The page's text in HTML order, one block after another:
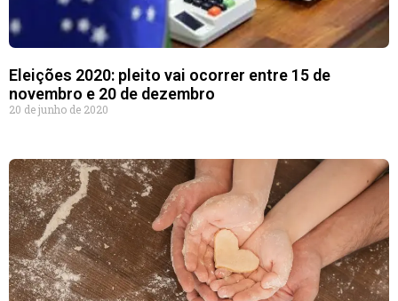
Eleições 2020: pleito vai ocorrer entre 15 de
novembro e 20 de dezembro
20 de junho de 2020